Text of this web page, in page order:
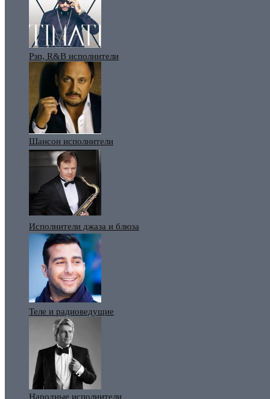
Рэп, R&B исполнители
Шансон исполнители
Исполнители джаза и блюза
Теле и радиоведущие
Народные исполнители